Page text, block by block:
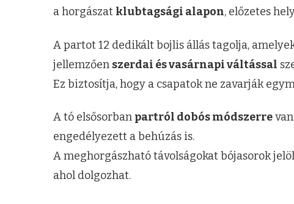
a horgászat klubtagsági alapon, előzetes
A partot 12 dedikált bojlis állás tagolja,
jellemzően szerdai és vasárnapi váltással
Ez biztosítja, hogy a csapatok ne zavarják
A tó elsősorban partról dobós módszerre
engedélyezett a behúzás is.
A meghorgászható távolságokat bójasorok
ahol dolgozhat.